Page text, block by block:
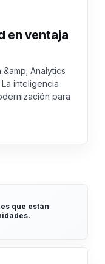
en ventaja
Analytics
inteligencia
para
que están